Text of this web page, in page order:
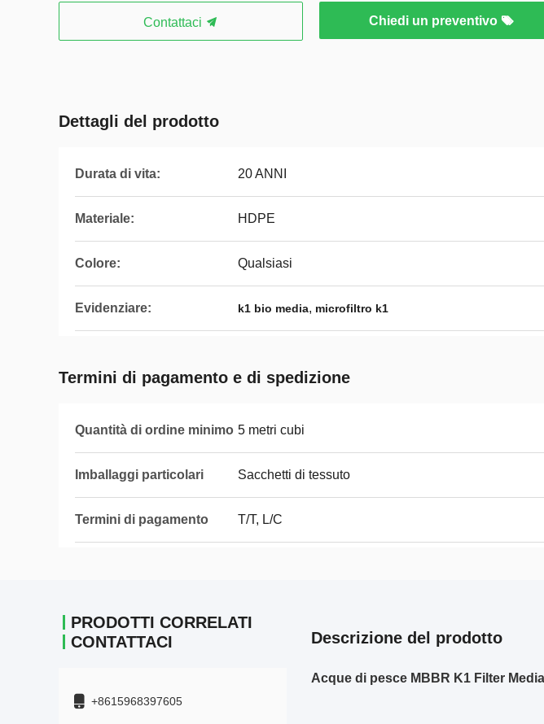
Contattaci Chiedi un preventivo
Dettagli del prodotto
Durata di vita: 20 ANNI
Materiale: HDPE
Colore: Qualsiasi
Evidenziare: k1 bio media, microfiltro k1
Termini di pagamento e di spedizione
Quantità di ordine minimo 5 metri cubi
Imballaggi particolari Sacchetti di tessuto
Termini di pagamento T/T, L/C
PRODOTTI CORRELATI
CONTATTACI
+8615968397605
Descrizione del prodotto
Acque di pesce MBBR K1 Filter